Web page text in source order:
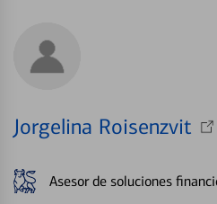
Jorgelina Roisenzvit
Asesor de soluciones